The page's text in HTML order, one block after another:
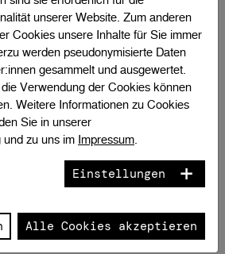
unserer Website. Zum anderen
Cookies unsere Inhalte für Sie immer
werden pseudonymisierte Daten
gesammelt und ausgewertet.
Verwendung der Cookies können
Weitere Informationen zu Cookies
Sie in unserer
und zu uns im Impressum
Einstellungen
Alle Cookies akzeptieren